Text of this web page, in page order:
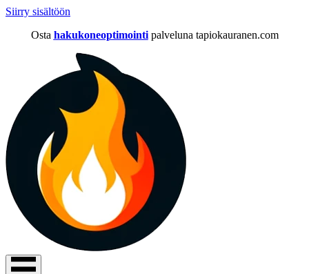
Siirry sisältöön
Osta hakukoneoptimointi palveluna tapiokauranen.com